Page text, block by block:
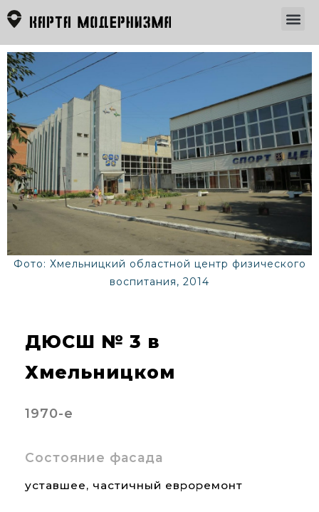
Фото: Хмельницкий областной центр физического
воспитания, 2014
ДЮСШ № 3 в
Хмельницком
1970-е
Состояние фасада
уставшее, частичный евроремонт